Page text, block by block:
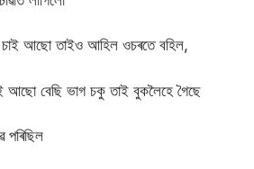
চাই আছো তাইও আহিল ওচৰতে বহিল,
আছো বেছি ভাগ চকু তাই বুকলৈহে গৈছে
পৰিছিল